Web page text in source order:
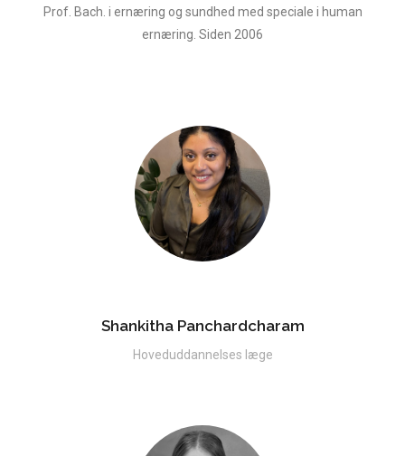
Prof. Bach. i ernæring og sundhed med speciale i human
ernæring. Siden 2006
Shankitha Panchardcharam
Hoveduddannelses læge